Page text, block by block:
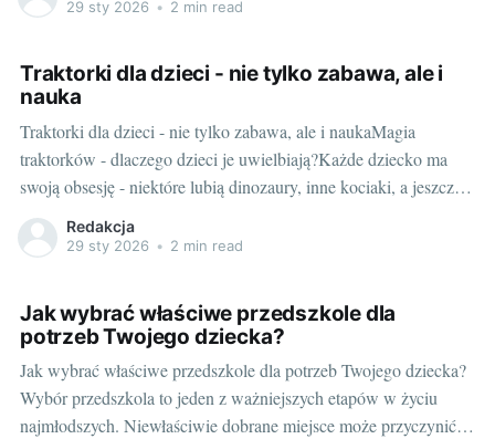
29 sty 2026 • 2 min read
Traktorki dla dzieci - nie tylko zabawa, ale i
nauka
Traktorki dla dzieci - nie tylko zabawa, ale i naukaMagia
traktorków - dlaczego dzieci je uwielbiają?Każde dziecko ma
swoją obsesję - niektóre lubią dinozaury, inne kociaki, a jeszcze
inne nie mogą oderwać się od pojazdów - ciężarówek, aut,
samolotów i oczywiście traktorków. Co sprawia, że nasze
Redakcja
29 sty 2026 • 2 min read
Jak wybrać właściwe przedszkole dla
potrzeb Twojego dziecka?
Jak wybrać właściwe przedszkole dla potrzeb Twojego dziecka?
Wybór przedszkola to jeden z ważniejszych etapów w życiu
najmłodszych. Niewłaściwie dobrane miejsce może przyczynić